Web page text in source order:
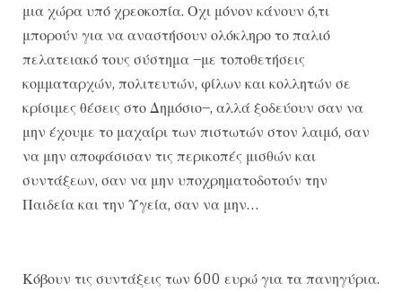
μια χώρα υπό χρεοκοπία. Οχι μόνον κάνουν ό,τι
μπορούν για να αναστήσουν ολόκληρο το παλιό
πελατειακό τους σύστημα –με τοποθετήσεις
κομματαρχών, πολιτευτών, φίλων και κολλητών σε
κρίσιμες θέσεις στο Δημόσιο–, αλλά ξοδεύουν σαν να
μην έχουμε το μαχαίρι των πιστωτών στον λαιμό, σαν
να μην αποφάσισαν τις περικοπές μισθών και
συντάξεων, σαν να μην υποχρηματοδοτούν την
Παιδεία και την Υγεία, σαν να μην…
Κόβουν τις συντάξεις των 600 ευρώ για τα πανηγύρια.